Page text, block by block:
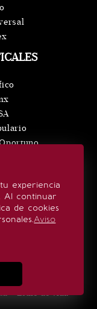
experiencia
Al continuar
de cookies
Aviso
Estilo de vida